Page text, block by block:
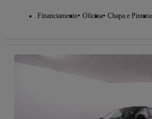
Financiamento Oficina Chapa e Pintura